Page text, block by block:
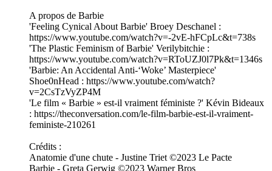
A propos de Barbie
'Feeling Cynical About Barbie' Broey Deschanel :
https://www.youtube.com/watch?v=-2vE-hFCpLc&t=738s
'The Plastic Feminism of Barbie' Verilybitchie :
https://www.youtube.com/watch?v=RToUZJ0l7Pk&t=1346s
'Barbie: An Accidental Anti-‘Woke’ Masterpiece'
Shoe0nHead : https://www.youtube.com/watch?
v=2CsTzVyZP4M
'Le film « Barbie » est-il vraiment féministe ?' Kévin Bideaux
: https://theconversation.com/le-film-barbie-est-il-vraiment-
feministe-210261
Crédits :
Anatomie d'une chute - Justine Triet ©2023 Le Pacte
Barbie - Greta Gerwig ©2023 Warner Bros